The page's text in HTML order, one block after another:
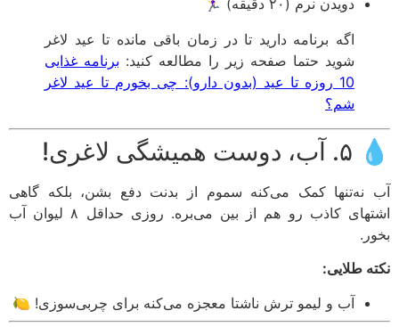
دویدن نرم (۲۰ دقیقه) 🏃‍♀️
اگه برنامه دارید تا در زمان باقی مانده تا عید لاغر
شوید حتما صفحه زیر را مطالعه کنید:برنامه غذایی
10 روزه تا عید (بدون دارو): چی بخورم تا عید لاغر
شم؟
لاغری!
کمک می‌کنه سموم از بدنت دفع بشن، بلکه گاهی
اشتهای کاذب رو هم از بین می‌بره. روزی حداقل ۸ لیوان آب
طلایی:
آب و لیمو ترش ناشتا معجزه می‌کنه برای چربی‌سوزی! 🍋